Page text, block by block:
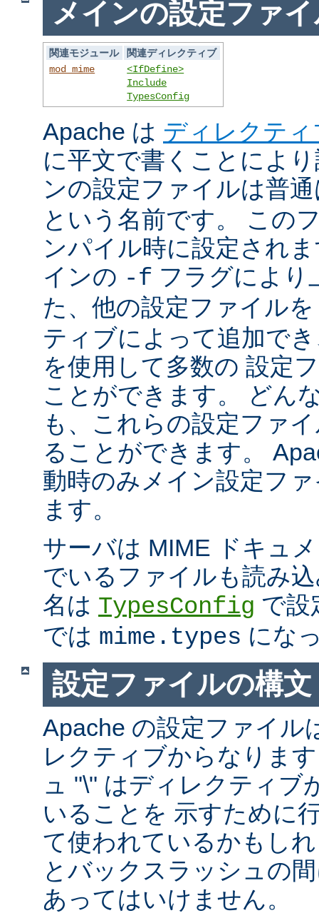
メインの設定ファ
関連モジュール
関連ディレクティブ
mod_mime
<IfDefine>
Include
TypesConfig
Apache は ディレクティ
に平文で書くことによ
ンの設定ファイルは普
という名前です。 この
ンパイル時に設定され
インの -f フラグにより
た、他の設定ファイル
ティブによって追加で
を使用して多数の 設定
ことができます。 どん
も、これらの設定ファ
ることができます。
動時のみメイン設定フ
ます。
サーバは MIME ドキュ
でいるファイルも読み
名は TypesConfig で設
では mime.types にな
設定ファイルの構文
Apache の設定ファイル
レクティブからなりま
ュ "\" はディレクティブ
いることを 示すために
て使われているかもし
とバックスラッシュの
あってはいけません。